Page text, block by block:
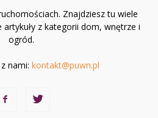
Znajdziesz tu wiele
z kategorii dom, wnętrze i
ogród.
nami: kontakt@puwn.pl